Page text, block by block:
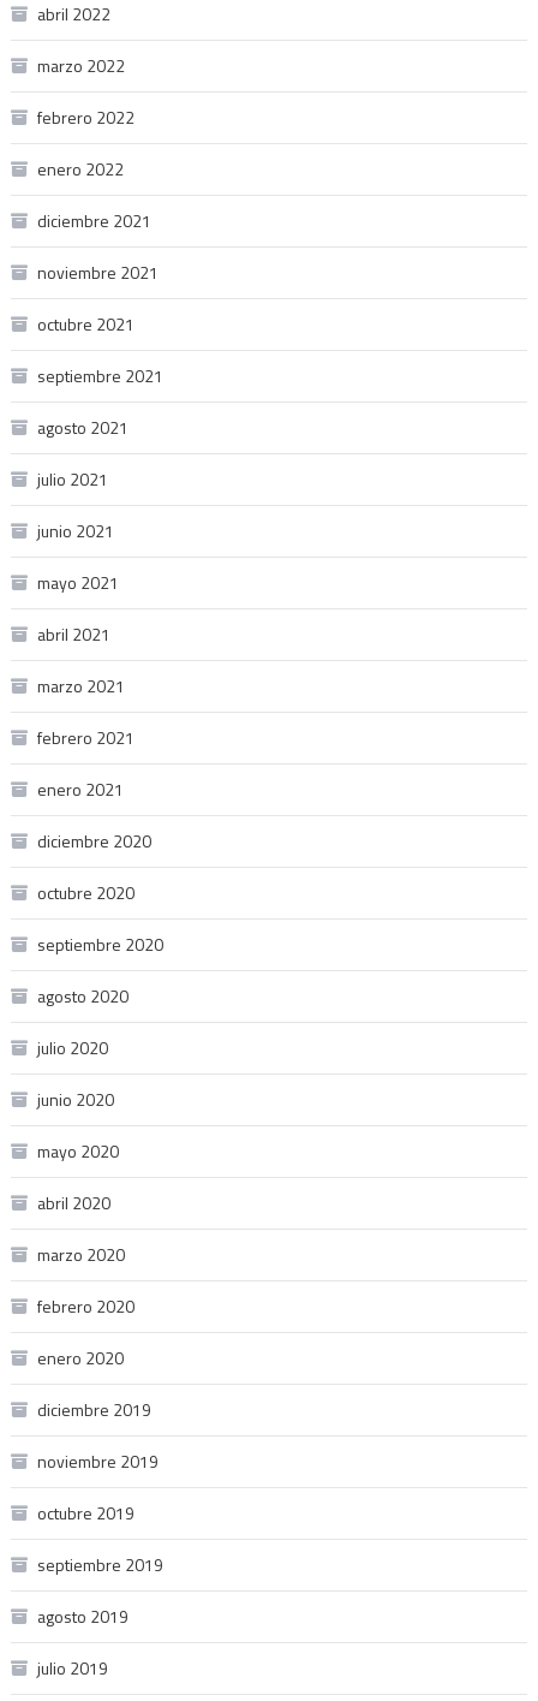
abril 2022
marzo 2022
febrero 2022
enero 2022
diciembre 2021
noviembre 2021
octubre 2021
septiembre 2021
agosto 2021
julio 2021
junio 2021
mayo 2021
abril 2021
marzo 2021
febrero 2021
enero 2021
diciembre 2020
octubre 2020
septiembre 2020
agosto 2020
julio 2020
junio 2020
mayo 2020
abril 2020
marzo 2020
febrero 2020
enero 2020
diciembre 2019
noviembre 2019
octubre 2019
septiembre 2019
agosto 2019
julio 2019